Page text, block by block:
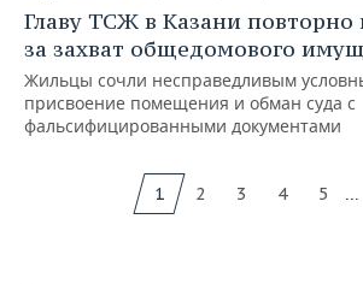
Главу ТСЖ в Казани повторно
за захват общедомового
Жильцы сочли несправедливым
присвоение помещения и обман суда с
фальсифицированными документами
1 2 3 4 5 ...